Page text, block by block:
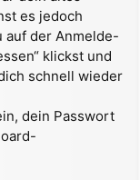
es jedoch
auf der Anmelde-
klickst und
schnell wieder
dein Passwort